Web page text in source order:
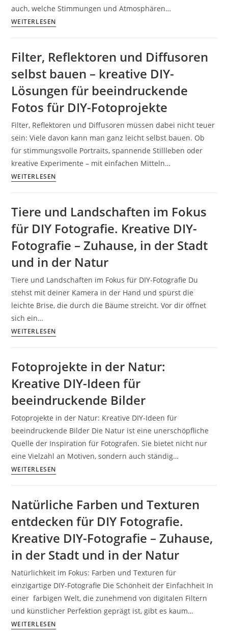
Buch
von
Flicker
auch, welche Stimmungen und Atmosphären…
WEITERLESEN
Lampen
und
Kerzen
für
DIY
Fotografie.
Kreative
DIY-
Fotografie
der
Stadt
in
der
Natur
Filter, Reflektoren und Diffusoren
selbst bauen – kreative DIY-
Lösungen für beeindruckende
Fotos für DIY-Fotoprojekte
Filter, Reflektoren und Diffusoren müssen dabei nicht teuer
sein: Viele davon kann man ganz leicht selbst bauen. Ob
für stimmungsvolle Portraits, spannende Stillleben oder
kreative Experimente – mit einfachen Mitteln…
WEITERLESEN
Diffusoren
selbst
bauen
–
kreative
DIY-
Lösungen
für
Fotoprojekte
Tiere und Landschaften im Fokus
für DIY Fotografie. Kreative DIY-
Fotografie – Zuhause, in der Stadt
und in der Natur
Tiere und Landschaften im Fokus für DIY-Fotografie Du
stehst mit deiner Kamera in der Hand und spürst die
leichte Brise, die durch die Bäume streicht. Vor dir öffnet
sich ein…
WEITERLESEN
im
Fokus
DIY
Fotografie.
Kreative
DIY-
Fotografie
der
Stadt
und
der
Natur
Fotoprojekte in der Natur:
Kreative DIY-Ideen für
beeindruckende Bilder
Fotoprojekte in der Natur: Kreative DIY-Ideen für
beeindruckende Bilder Die Natur ist eine unerschöpfliche
Quelle der Inspiration für Fotografen. Sie bietet nicht nur
eine Vielzahl an Motiven, sondern auch ständig…
WEITERLESEN
Natur:
Kreative
DIY-
Ideen
für
beeindruckende
Bilder
Natürliche Farben und Texturen
entdecken für DIY Fotografie.
Kreative DIY-Fotografie – Zuhause,
in der Stadt und in der Natur
Natürlichkeit im Fokus: Farben und Texturen für
einzigartige DIY-Fotografie Die Schönheit der Einfachheit In
einer farbigen Welt, die zunehmend von digitalen Filtern
und künstlicher Perfektion geprägt ist, gibt es kaum…
WEITERLESEN